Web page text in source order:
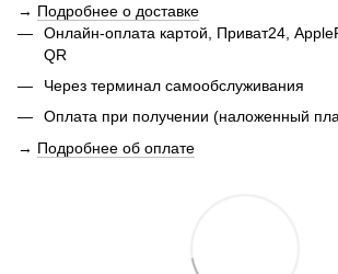
→ Подробнее о доставке
Онлайн-оплата картой, Приват24,
QR
Через терминал самообслуживания
Оплата при получении (наложенный
→ Подробнее об оплате